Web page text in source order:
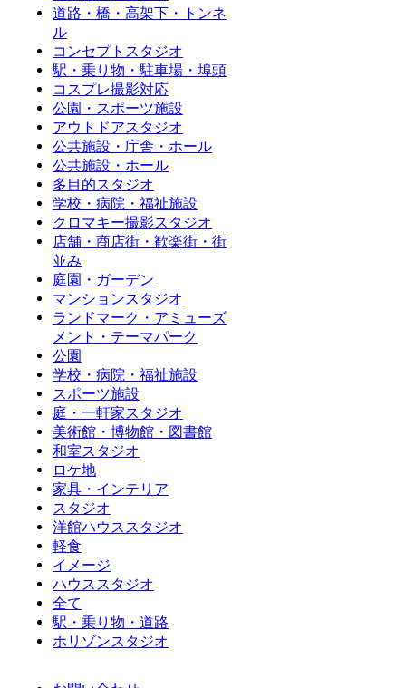
道路・橋・高架下・トンネ
ル
コンセプトスタジオ
駅・乗り物・駐車場・埠頭
コスプレ撮影対応
公園・スポーツ施設
アウトドアスタジオ
公共施設・庁舎・ホール
公共施設・ホール
多目的スタジオ
学校・病院・福祉施設
クロマキー撮影スタジオ
店舗・商店街・歓楽街・街
並み
庭園・ガーデン
マンションスタジオ
ランドマーク・アミューズ
メント・テーマパーク
公園
学校・病院・福祉施設
スポーツ施設
庭・一軒家スタジオ
美術館・博物館・図書館
和室スタジオ
ロケ地
家具・インテリア
スタジオ
洋館ハウススタジオ
軽食
イメージ
ハウススタジオ
全て
駅・乗り物・道路
ホリゾンスタジオ